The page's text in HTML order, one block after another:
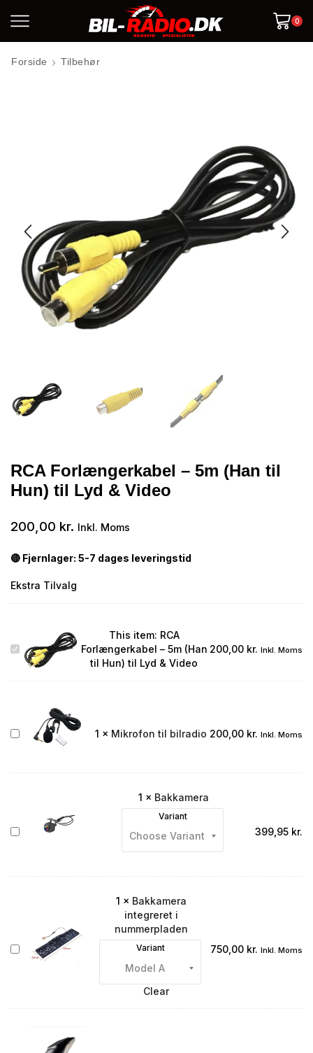
0
Forside Tilbehør
RCA Forlængerkabel – 5m (Han til
Hun) til Lyd & Video
200,00 kr. Inkl. Moms
🔴 Fjernlager: 5-7 dages leveringstid
Ekstra Tilvalg
RCA
Forlængerkabel
Hun)
&
This item: RCA
Forlængerkabel – 5m (Han
til Hun) til Lyd & Video
200,00 kr. Inkl. Moms
Mikrofon
1 × Mikrofon til bilradio 200,00 kr. Inkl. Moms
Bakkamera
1 × Bakkamera
Variant
399,95 kr.
Bakkamera
integreret
1 × Bakkamera
integreret i
nummerpladen
Variant
Clear
750,00 kr. Inkl. Moms